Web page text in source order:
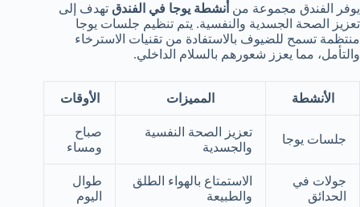
يوفر الفندق مجموعة من أنشطة يوجا في الفندق تهدف إلى
تعزيز الصحة الجسدية والنفسية. يتم تنظيم جلسات يوجا
منتظمة تسمح للضيوف بالاستفادة من تقنيات الاسترخاء
والتأمل، مما يعزز شعورهم بالسلام الداخلي.
الأنشطة المميزات الأوقات
جلسات يوجا
تعزيز الصحة النفسية
والجسدية
صباح
ومساء
جولات في
الحدائق
الاستمتاع بالهواء الطلق
والطبيعة
طوال
اليوم